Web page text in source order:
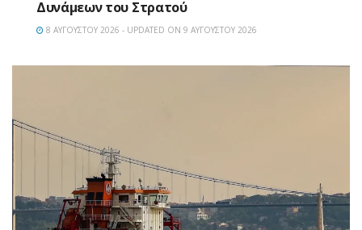
Δυνάμεων του Στρατού
8 ΑΥΓΟΎΣΤΟΥ 2026 - UPDATED ON 9 ΑΥΓΟΎΣΤΟΥ 2026